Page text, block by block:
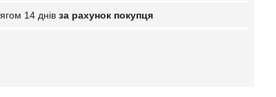
14 днів за рахунок покупця